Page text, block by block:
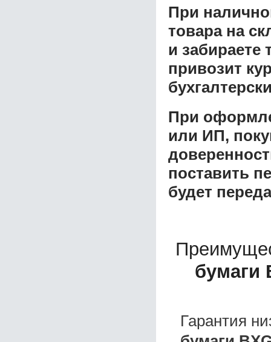
При
товара на
и забираете
привозит
При
или ИП,
поставить
будет
бумаги
Гарантия